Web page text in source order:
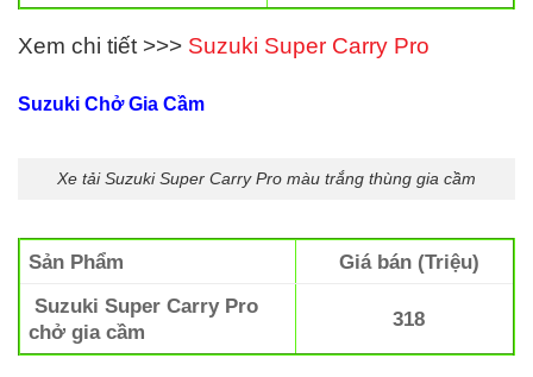
Xem chi tiết >>> Suzuki Super Carry Pro
Suzuki Chở Gia Cầm
Xe tải Suzuki Super Carry Pro màu trắng thùng gia cầm
Sản Phẩm
Giá bán (Triệu)
Suzuki Super Carry Pro
chở gia cầm
318